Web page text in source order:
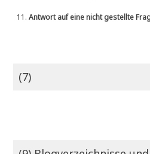
11.Antwort auf eine nicht gestellte
(7)